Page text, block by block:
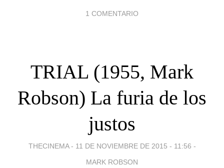
1 COMENTARIO
TRIAL (1955, Mark
Robson) La furia de los
justos
THECINEMA - 11 DE NOVIEMBRE DE 2015 - 11:56 -
MARK ROBSON